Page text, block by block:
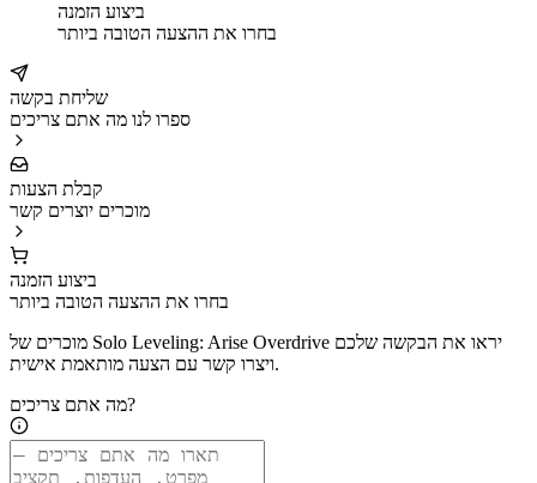
ביצוע הזמנה
בחרו את ההצעה הטובה ביותר
שליחת בקשה
ספרו לנו מה אתם צריכים
קבלת הצעות
מוכרים יוצרים קשר
ביצוע הזמנה
בחרו את ההצעה הטובה ביותר
מוכרים של Solo Leveling: Arise Overdrive יראו את הבקשה שלכם
ויצרו קשר עם הצעה מותאמת אישית.
מה אתם צריכים?